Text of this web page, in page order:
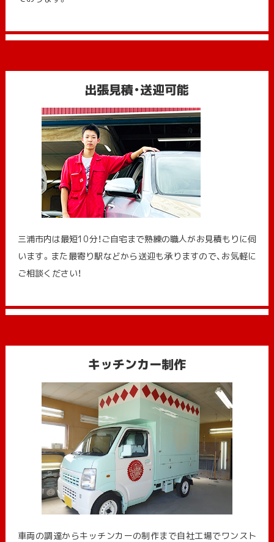
出張見積・送迎可能
三浦市内は最短10分！ご自宅まで熟練の職人がお見積もりに伺
います。また最寄り駅などから送迎も承りますので、お気軽に
ご相談ください！
キッチンカー制作
車両の調達からキッチンカーの制作まで自社工場でワンスト